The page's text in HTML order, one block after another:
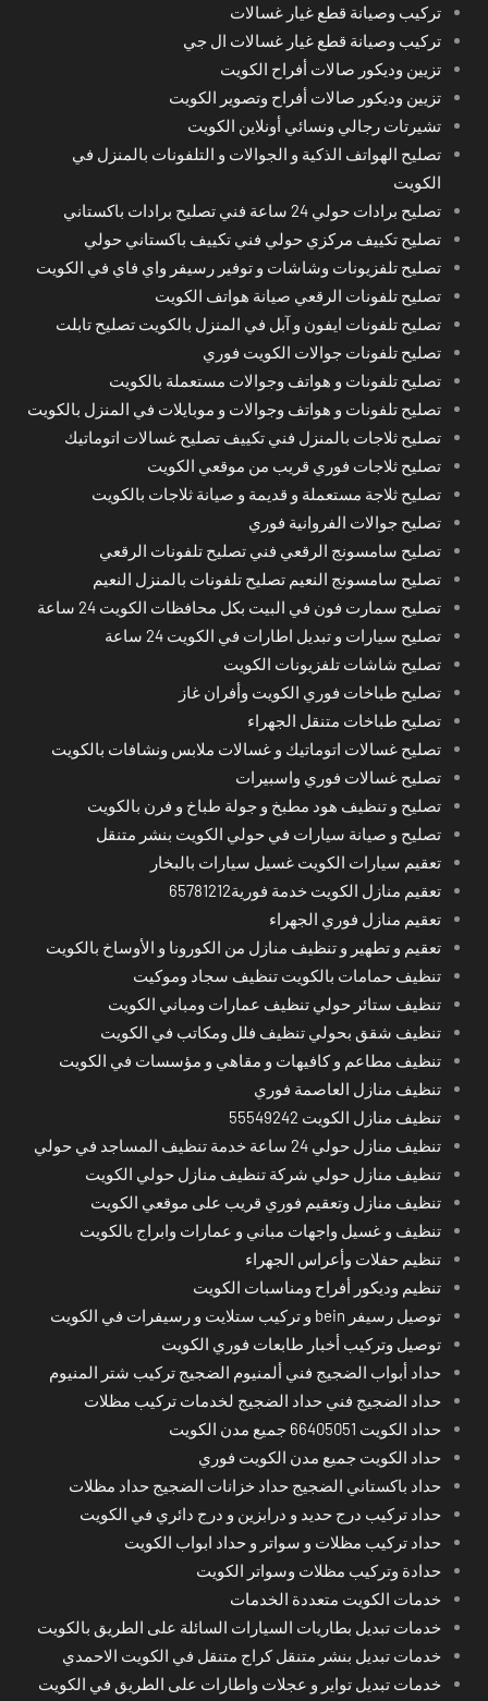
تركيب وصيانة قطع غيار غسالات
تركيب وصيانة قطع غيار غسالات ال جي
تزيين وديكور صالات أفراح الكويت
تزيين وديكور صالات أفراح وتصوير الكويت
تشيرتات رجالي ونسائي أونلاين الكويت
تصليح الهواتف الذكية و الجوالات و التلفونات بالمنزل في
الكويت
تصليح برادات حولي 24 ساعة فني تصليح برادات باكستاني
تصليح تكييف مركزي حولي فني تكييف باكستاني حولي
تصليح تلفزيونات وشاشات و توفير رسيفر واي فاي في الكويت
تصليح تلفونات الرقعي صيانة هواتف الكويت
تصليح تلفونات ايفون و آبل في المنزل بالكويت تصليح تابلت
تصليح تلفونات جوالات الكويت فوري
تصليح تلفونات و هواتف وجوالات مستعملة بالكويت
تصليح تلفونات و هواتف وجوالات و موبايلات في المنزل بالكويت
تصليح ثلاجات بالمنزل فني تكييف تصليح غسالات اتوماتيك
تصليح ثلاجات فوري قريب من موقعي الكويت
تصليح ثلاجة مستعملة و قديمة و صيانة ثلاجات بالكويت
تصليح جوالات الفروانية فوري
تصليح سامسونج الرقعي فني تصليح تلفونات الرقعي
تصليح سامسونج النعيم تصليح تلفونات بالمنزل النعيم
تصليح سمارت فون في البيت بكل محافظات الكويت 24 ساعة
تصليح سيارات و تبديل اطارات في الكويت 24 ساعة
تصليح شاشات تلفزيونات الكويت
تصليح طباخات فوري الكويت وأفران غاز
تصليح طباخات متنقل الجهراء
تصليح غسالات اتوماتيك و غسالات ملابس ونشافات بالكويت
تصليح غسالات فوري واسبيرات
تصليح و تنظيف هود مطبخ و جولة طباخ و فرن بالكويت
تصليح و صيانة سيارات في حولي الكويت بنشر متنقل
تعقيم سيارات الكويت غسيل سيارات بالبخار
تعقيم منازل الكويت خدمة فورية65781212
تعقيم منازل فوري الجهراء
تعقيم و تطهير و تنظيف منازل من الكورونا و الأوساخ بالكويت
تنظيف حمامات بالكويت تنظيف سجاد وموكيت
تنظيف ستائر حولي تنظيف عمارات ومباني الكويت
تنظيف شقق بحولي تنظيف فلل ومكاتب في الكويت
تنظيف مطاعم و كافيهات و مقاهي و مؤسسات في الكويت
تنظيف منازل العاصمة فوري
تنظيف منازل الكويت 55549242
تنظيف منازل حولي 24 ساعة خدمة تنظيف المساجد في حولي
تنظيف منازل حولي شركة تنظيف منازل حولي الكويت
تنظيف منازل وتعقيم فوري قريب على موقعي الكويت
تنظيف و غسيل واجهات مباني و عمارات وابراج بالكويت
تنظيم حفلات وأعراس الجهراء
تنظيم وديكور أفراح ومناسبات الكويت
توصيل رسيفر bein و تركيب ستلايت و رسيفرات في الكويت
توصيل وتركيب أخبار طابعات فوري الكويت
حداد أبواب الضجيج فني ألمنيوم الضجيج تركيب شتر المنيوم
حداد الضجيج فني حداد الضجيج لخدمات تركيب مظلات
حداد الكويت 66405051 جميع مدن الكويت
حداد الكويت جميع مدن الكويت فوري
حداد باكستاني الضجيج حداد خزانات الضجيج حداد مظلات
حداد تركيب درج حديد و درابزين و درج دائري في الكويت
حداد تركيب مظلات و سواتر و حداد ابواب الكويت
حدادة وتركيب مظلات وسواتر الكويت
خدمات الكويت متعددة الخدمات
خدمات تبديل بطاريات السيارات السائلة على الطريق بالكويت
خدمات تبديل بنشر متنقل كراج متنقل في الكويت الاحمدي
خدمات تبديل تواير و عجلات واطارات على الطريق في الكويت